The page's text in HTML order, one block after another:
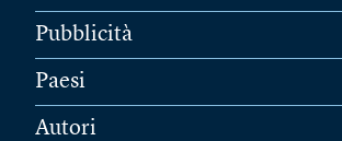
Pubblicità
Paesi
Autori